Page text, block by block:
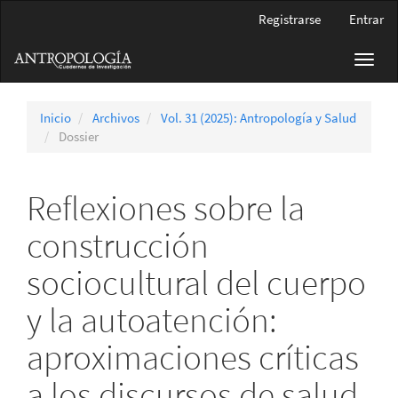
principal
Barra
Registrarse Entrar
Inicio Archivos
Vol. 31 (2025): Antropología y Salud
Dossier
Reflexiones sobre la
construcción
sociocultural del cuerpo
y la autoatención:
aproximaciones críticas